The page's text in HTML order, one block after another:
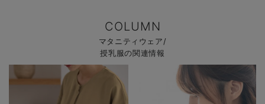
COLUMN
マタニティウェア/
授乳服の関連情報